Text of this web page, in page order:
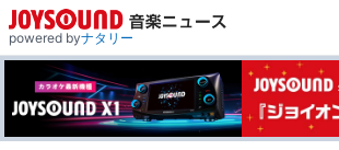
powered byナタリー